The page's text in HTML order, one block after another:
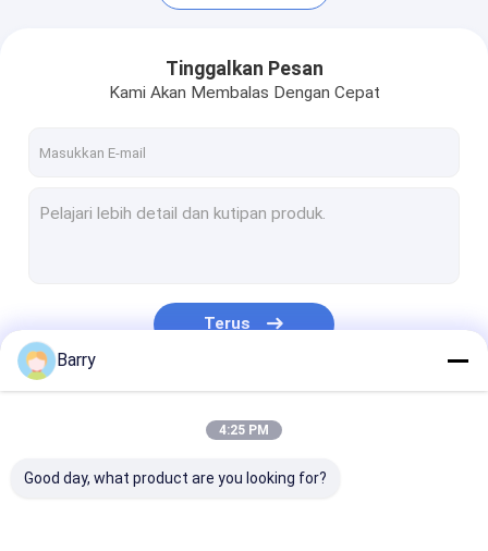
Tinggalkan Pesan
Kami Akan Membalas Dengan Cepat
Terus
Barry
4:25 PM
Good day, what product are you looking for?